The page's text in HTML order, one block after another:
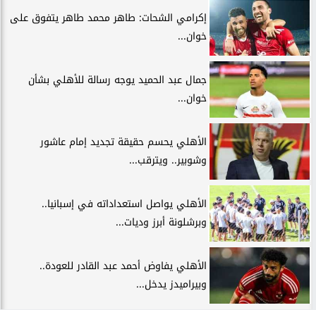
إكرامي الشحات: طاهر محمد طاهر يتفوق على
خوان...
جمال عبد الحميد يوجه رسالة للأهلي بشأن
خوان...
الأهلي يحسم حقيقة تجديد إمام عاشور
وشوبير.. ويترقب...
الأهلي يواصل استعداداته في إسبانيا..
وبرشلونة أبرز وديات...
الأهلي يفاوض أحمد عبد القادر للعودة..
وبيراميدز يدخل...